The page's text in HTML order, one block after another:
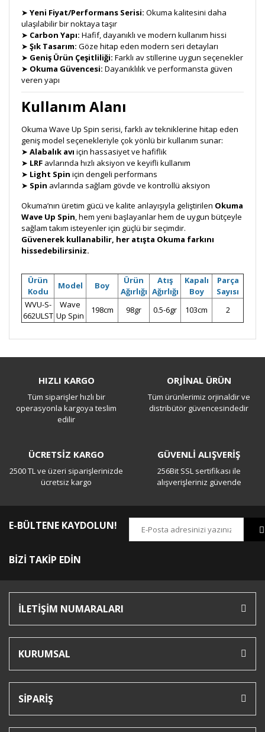
➤ Yeni Fiyat/Performans Serisi: Okuma kalitesini daha
ulaşılabilir bir noktaya taşır
➤ Carbon Yapı: Hafif, dayanıklı ve modern kullanım hissi
➤ Şık Tasarım: Göze hitap eden modern seri detayları
➤ Geniş Ürün Çeşitliliği: Farklı av stillerine uygun seçenekler
➤ Okuma Güvencesi: Dayanıklılık ve performansta güven
veren yapı
Kullanım Alanı
Okuma Wave Up Spin serisi, farklı av tekniklerine hitap eden
geniş model seçenekleriyle çok yönlü bir kullanım sunar:
➤ Alabalık avı için hassasiyet ve hafiflik
➤ LRF avlarında hızlı aksiyon ve keyifli kullanım
➤ Light Spin için dengeli performans
➤ Spin avlarında sağlam gövde ve kontrollü aksiyon
Okuma’nın üretim gücü ve kalite anlayışıyla geliştirilen Okuma
Wave Up Spin, hem yeni başlayanlar hem de uygun bütçeyle
sağlam takım isteyenler için güçlü bir seçimdir.
Güvenerek kullanabilir, her atışta Okuma farkını
hissedebilirsiniz.
Ürün
Kodu
Model Boy
Ürün
Ağırlığı
Atış
Ağırlığı
Kapalı
Boy
Parça
Sayısı
WVU-S-
662ULST
Wave
Up Spin
198cm 98gr 0.5-6gr 103cm 2
Yorum Yaz
HIZLI KARGO
Tüm siparişler hızlı bir
operasyonla kargoya teslim
edilir
ORJİNAL ÜRÜN
Tüm ürünlerimiz orjinaldir ve
distribütör güvencesindedir
ÜCRETSİZ KARGO
2500 TL ve üzeri siparişlerinizde
ücretsiz kargo
GÜVENLİ ALIŞVERİŞ
256Bit SSL sertifikası ile
alışverişleriniz güvende
E-BÜLTENE KAYDOLUN!
BİZİ TAKİP EDİN
İLETİŞİM NUMARALARI
KURUMSAL
SİPARİŞ